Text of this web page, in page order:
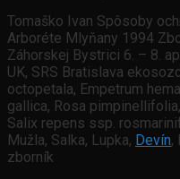
Tomaško Ivan Spôsoby
Arboréte Mlyňany 1994
Záhorskej Bystrici 6. – 8.
UK, SRS Bratislava
octopetala, Empetrum
gallica, Rosa
Salix repens ssp.
Mužla, Salka, Lupka, Devín,
zborník